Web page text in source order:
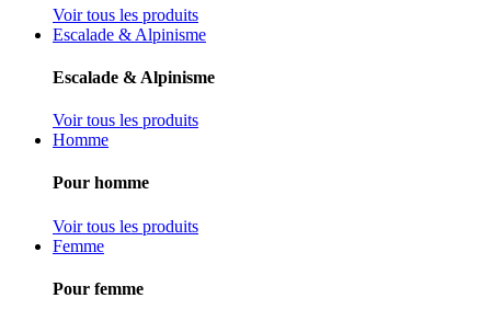
Voir tous les produits
Escalade & Alpinisme
Escalade & Alpinisme
Voir tous les produits
Homme
Pour homme
Voir tous les produits
Femme
Pour femme